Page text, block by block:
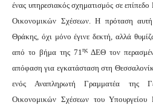
ένας υπηρεσιακός σχηματισμός σε
Οικονομικών Σχέσεων. Η πρόταση
Θράκης, όχι μόνο έγινε δεκτή, αλλά
από το βήμα της 71ηςΔΕΘ τον
απόφαση για εγκατάσταση στη
ενός Αναπληρωτή Γραμματέα της
Οικονομικών Σχέσεων του Υπουργείου